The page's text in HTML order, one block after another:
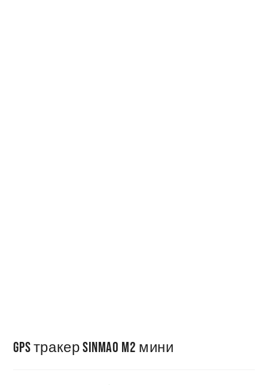
GPS тракер Sinmao M2 мини